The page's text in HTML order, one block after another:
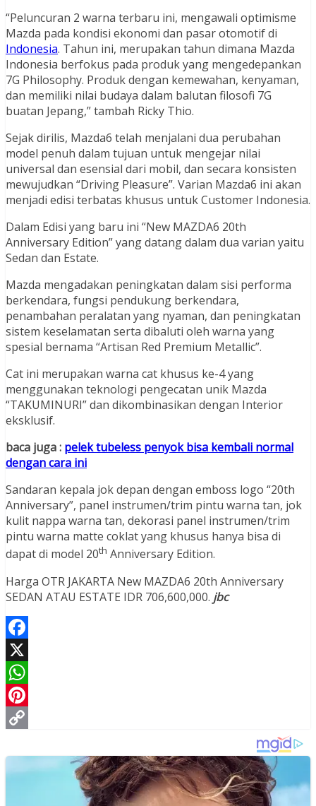
“Peluncuran 2 warna terbaru ini, mengawali optimisme
Mazda pada kondisi ekonomi dan pasar otomotif di
Indonesia. Tahun ini, merupakan tahun dimana Mazda
Indonesia berfokus pada produk yang mengedepankan
7G Philosophy. Produk dengan kemewahan, kenyaman,
dan memiliki nilai budaya dalam balutan filosofi 7G
buatan Jepang,” tambah Ricky Thio.
Sejak dirilis, Mazda6 telah menjalani dua perubahan
model penuh dalam tujuan untuk mengejar nilai
universal dan esensial dari mobil, dan secara konsisten
mewujudkan “Driving Pleasure”. Varian Mazda6 ini akan
menjadi edisi terbatas khusus untuk Customer Indonesia.
Dalam Edisi yang baru ini “New MAZDA6 20th
Anniversary Edition” yang datang dalam dua varian yaitu
Sedan dan Estate.
Mazda mengadakan peningkatan dalam sisi performa
berkendara, fungsi pendukung berkendara,
penambahan peralatan yang nyaman, dan peningkatan
sistem keselamatan serta dibaluti oleh warna yang
spesial bernama “Artisan Red Premium Metallic”.
Cat ini merupakan warna cat khusus ke-4 yang
menggunakan teknologi pengecatan unik Mazda
“TAKUMINURI” dan dikombinasikan dengan Interior
eksklusif.
baca juga : pelek tubeless penyok bisa kembali normal
dengan cara ini
Sandaran kepala jok depan dengan emboss logo “20th
Anniversary”, panel instrumen/trim pintu warna tan, jok
kulit nappa warna tan, dekorasi panel instrumen/trim
pintu warna matte coklat yang khusus hanya bisa di
dapat di model 20th Anniversary Edition.
Harga OTR JAKARTA New MAZDA6 20th Anniversary
SEDAN ATAU ESTATE IDR 706,600,000. jbc
Facebook
X
WhatsApp
Pinterest
Link